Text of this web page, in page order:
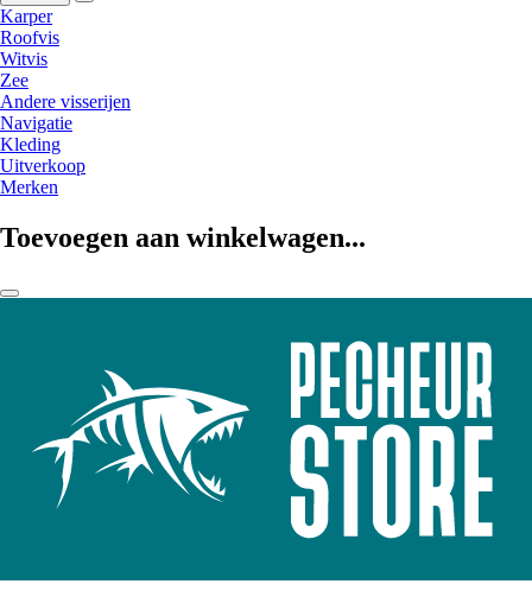
Karper
Roofvis
Witvis
Zee
Andere visserijen
Navigatie
Kleding
Uitverkoop
Merken
Toevoegen aan winkelwagen...